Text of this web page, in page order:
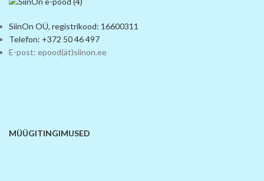
SiinOn OÜ, registrikood: 16600311
Telefon: +372 50 46 497
E-post: epood(ät)siinon.ee
MÜÜGITINGIMUSED